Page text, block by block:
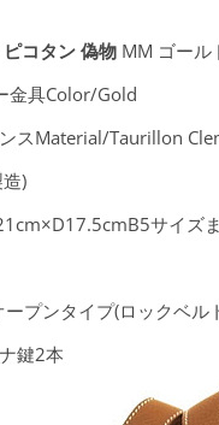
ピコタン 偽物 MM ゴール
金具Color/Gold
スMaterial/Taurillon
)
サイズ
プンタイプ(ロックベル
鍵2本